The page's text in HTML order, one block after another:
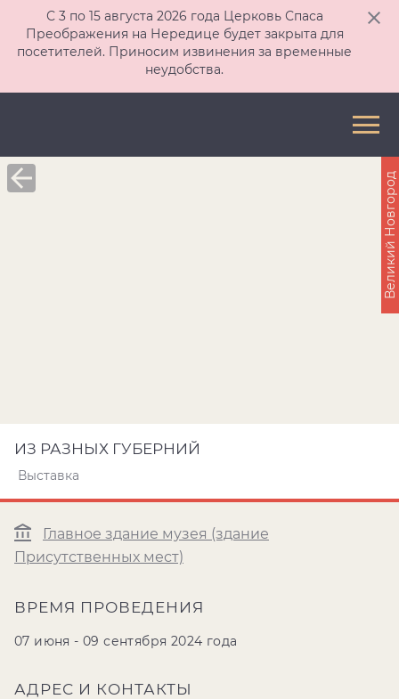
С 3 по 15 августа 2026 года Церковь Спаса
Преображения на Нередице будет закрыта для
посетителей. Приносим извинения за временные
неудобства.
ИЗ РАЗНЫХ ГУБЕРНИЙ
Выставка
Главное здание музея (здание
Присутственных мест)
ВРЕМЯ ПРОВЕДЕНИЯ
07 июня - 09 сентября 2024 года
АДРЕС И КОНТАКТЫ
Великий Новгород